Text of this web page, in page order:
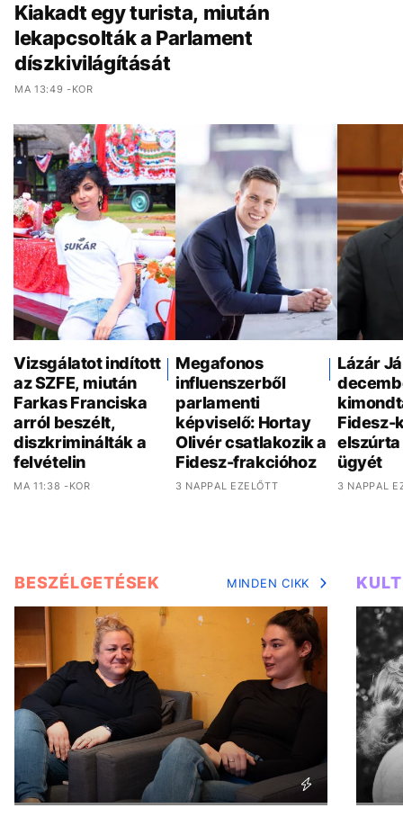
Kiakadt egy turista, miután
lekapcsolták a Parlament
díszkivilágítását
MA 13:49 -KOR
Vizsgálatot indított
az SZFE, miután
Farkas Franciska
arról beszélt,
diszkriminálták a
felvételin
MA 11:38 -KOR
Megafonos
influenszerből
parlamenti
képviselő: Hortay
Olivér csatlakozik a
Fidesz-frakcióhoz
3 NAPPAL EZELŐTT
Lázár
Fidesz-
ügyét
3 NAPPAL
BESZÉLGETÉSEK MINDEN CIKK